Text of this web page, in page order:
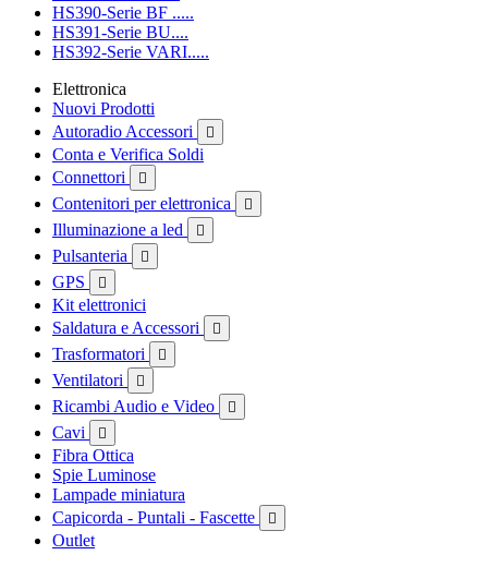
HS390-Serie BF .....
HS391-Serie BU....
HS392-Serie VARI.....
Elettronica
Nuovi Prodotti
Autoradio Accessori

Conta e Verifica Soldi
Connettori

Contenitori per elettronica 
Illuminazione a led 
Pulsanteria 
GPS 
Kit elettronici
Saldatura e Accessori

Trasformatori 
Ventilatori 
Ricambi Audio e Video 
Cavi 
Fibra Ottica
Spie Luminose
Lampade miniatura
Capicorda - Puntali - Fascette

Outlet